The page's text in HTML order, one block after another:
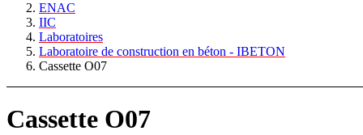
ENAC
IIC
Laboratoires
Laboratoire de construction en béton - IBETON
Cassette O07
Cassette O07